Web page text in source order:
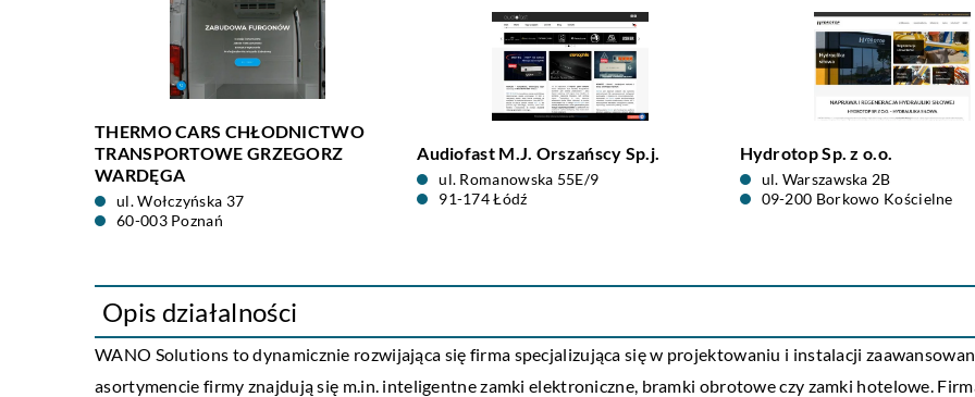
THERMO CARS CHŁODNICTWO
TRANSPORTOWE GRZEGORZ
WARDĘGA
ul. Wołczyńska 37
60-003 Poznań
Audiofast M.J. Orszańscy Sp.j.
ul. Romanowska 55E/9
91-174 Łódź
Hydrotop Sp. z o.o.
ul. Warszawska 2B
09-200 Borkowo Kościelne
Opis działalności
WANO Solutions to dynamicznie rozwijająca się firma specjalizująca się w projektowaniu i instalacji
asortymencie firmy znajdują się m.in. inteligentne zamki elektroniczne, bramki obrotowe czy zamki hotelowe.